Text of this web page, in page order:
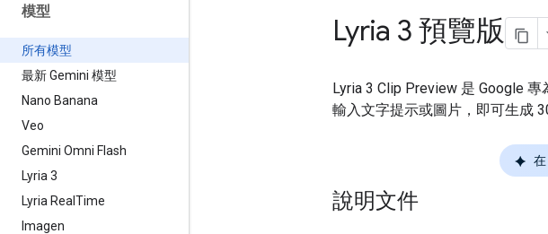
模型
所有模型
最新 Gemini 模型
Nano Banana
Veo
Gemini Omni Flash
Lyria 3
Lyria Real Time
Imagen
Lyria 3 預覽版
Lyria 3 Clip Preview 是 Google
輸入文字提示或圖片，即可生成
說明文件